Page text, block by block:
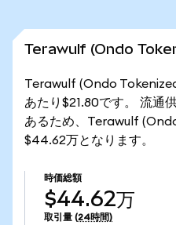
Terawulf (Ondo
Terawulf (Ondo
あたり$21.80です。 流通
あるため、Terawulf
$44.62万となります。
時価総額
$44.62万
取引量 (24時間)